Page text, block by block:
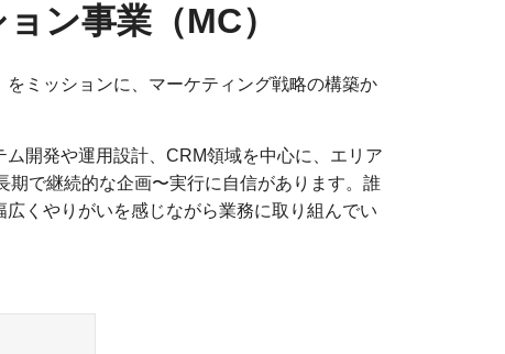
ン事業（MC）
ミッションに、マーケティング戦略の構築か
開発や運用設計、CRM領域を中心に、エリア
で継続的な企画〜実行に自信があります。誰
くやりがいを感じながら業務に取り組んでい